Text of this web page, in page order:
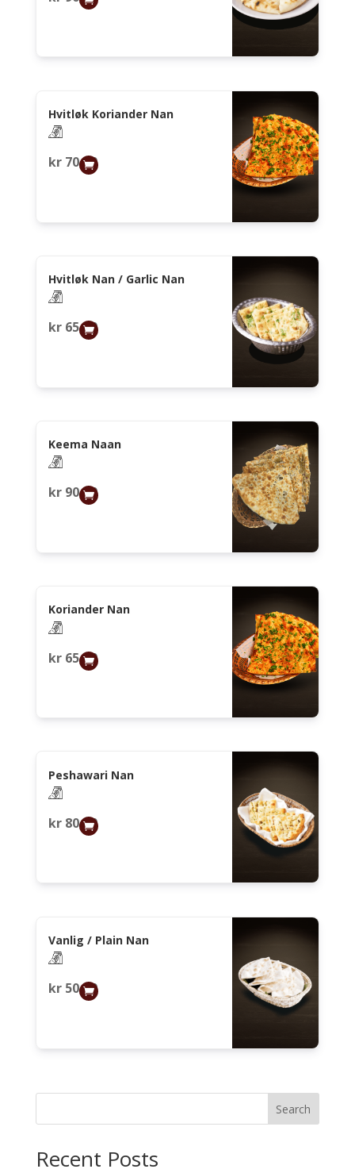
Hvitløk Koriander Nan
kr70,00
Hvitløk Nan / Garlic Nan
kr65,00
Keema Naan
kr90,00
Koriander Nan
kr65,00
Peshawari Nan
kr80,00
Vanlig / Plain Nan
kr50,00
Search
Recent Posts